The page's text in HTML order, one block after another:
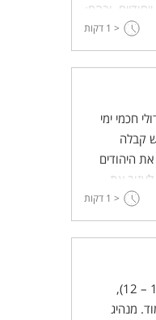
ובהם:
גם בטקסים
< 1 דקות
ה-13), מגדולי חכמי ימי
קבלה
את היהודים
את
< 1 דקות
רבי שלמה יצחקי (צרפת, המאות 11 – 12),
מנהיג